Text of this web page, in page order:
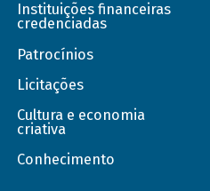
Instituições financeiras
credenciadas
Patrocínios
Licitações
Cultura e economia
criativa
Conhecimento